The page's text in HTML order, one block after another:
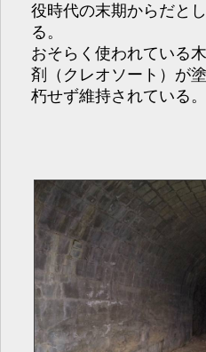
役時代の末期からだと
る。
おそらく使われている
剤（クレオソート）が
朽せず維持されている。